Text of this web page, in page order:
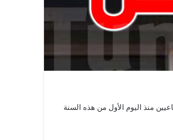
منذ اليوم الأول من هذه السنة